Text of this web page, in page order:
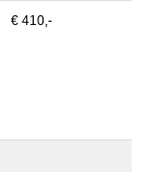
€ 410,-